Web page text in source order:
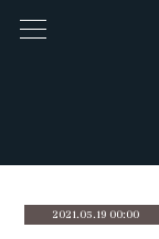
2021.05.19 00:00